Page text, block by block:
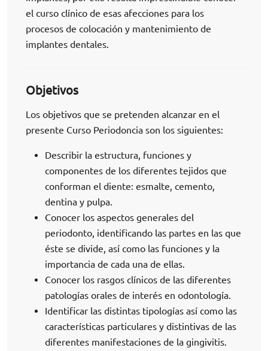
el curso clínico de esas afecciones para los
procesos de colocación y mantenimiento de
implantes dentales.
Objetivos
Los objetivos que se pretenden alcanzar en el
presente Curso Periodoncia son los siguientes:
Describir la estructura, funciones y
componentes de los diferentes tejidos que
conforman el diente: esmalte, cemento,
dentina y pulpa.
Conocer los aspectos generales del
periodonto, identificando las partes en las que
éste se divide, así como las funciones y la
importancia de cada una de ellas.
Conocer los rasgos clínicos de las diferentes
patologías orales de interés en odontología.
Identificar las distintas tipologías así como las
características particulares y distintivas de las
diferentes manifestaciones de la gingivitis.